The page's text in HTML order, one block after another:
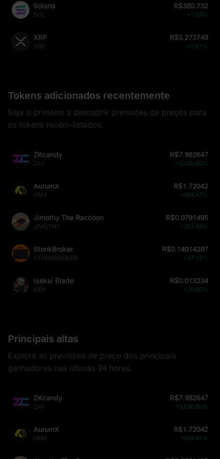
Solana
SOL
R$380.732
+1.23%
XRP
XRP
R$5.273749
+0.81%
Tokens adicionados recentemente
Seja o primeiro a descobrir previsões de preços para
os tokens recém-listados.
ZKcandy
ZAY
R$7.982647
+3,036.60%
AurumX
UMX
R$1.72042
+404.47%
Jimothy The Raccoon
JIMOTHY
R$0.0791495
+261.04%
StonkBroker
STONKBROKER
R$0.14014297
+37.32%
Isekai Blade
ISEK
R$0.013234
+30.00%
Principais altas
Explore as previsões de preço dos principais
ganhadores nas últimas 24 horas.
ZKcandy
ZAY
R$7.982647
+3,036.60%
AurumX
UMX
R$1.72042
+404.47%